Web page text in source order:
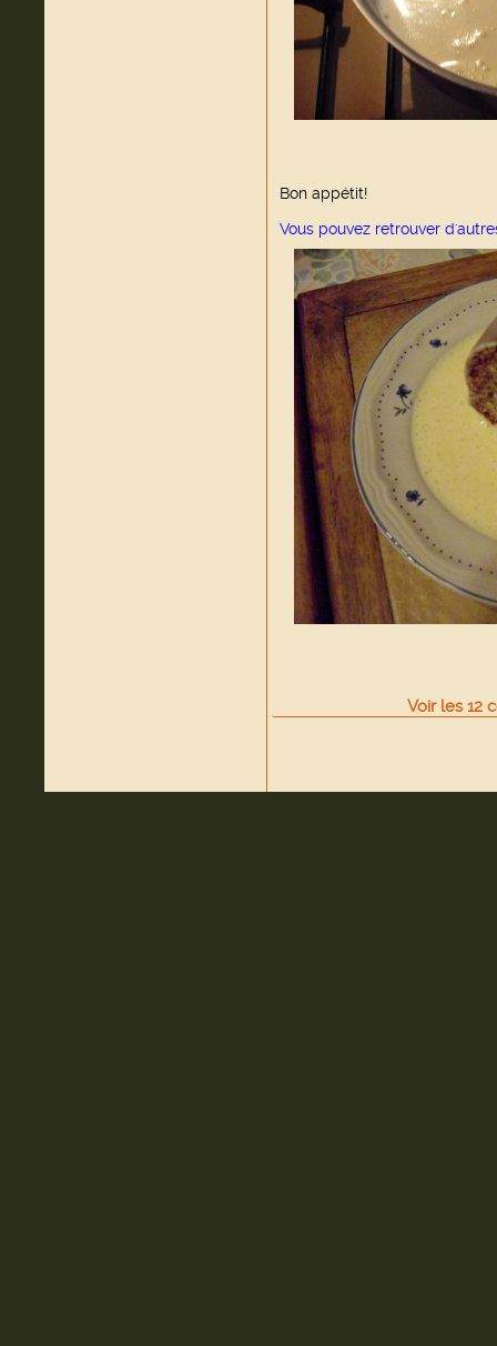
Bon appétit!
Vous pouvez retrouver
Voir les12